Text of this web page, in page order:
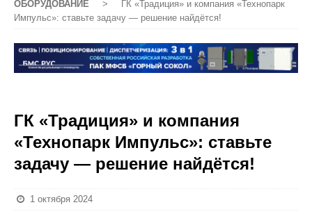
ОБОРУДОВАНИЕ
>
ГК «Традиция» и компания «Технопарк
Импульс»: ставьте задачу — решение найдётся!
ГК «Традиция» и компания
«Технопарк Импульс»: ставьте
задачу — решение найдётся!
1 октября 2024